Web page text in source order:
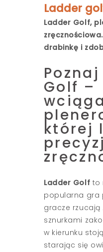
Ladder
Ladder Golf,
drabinkę i
Golf –
której
Ladder Golf to
popularna gra
gracze rzucają
sznurkami
w kierunku
starając się